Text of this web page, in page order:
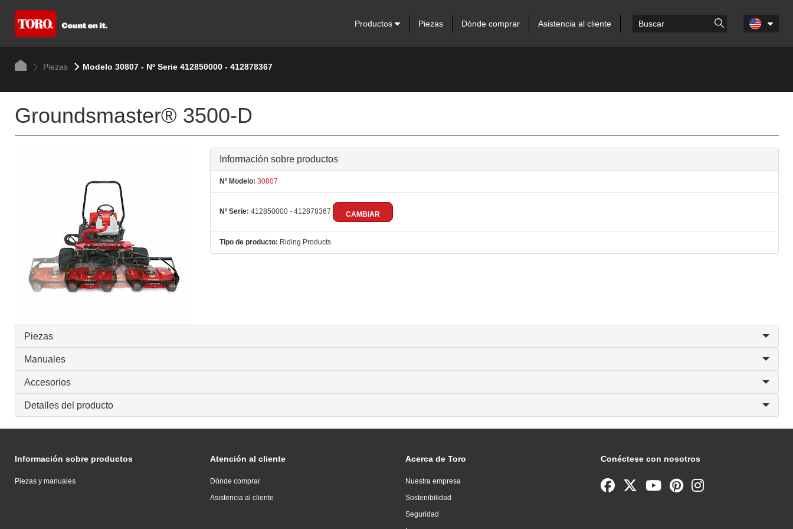
Productos Piezas Dónde comprar Asistencia al cliente
Piezas Modelo 30807 - Nº Serie 412850000 - 412878367
Groundsmaster® 3500-D
Información sobre productos
Nº Modelo: 30807
Nº Serie: 412850000 - 412878367 CAMBIAR
Tipo de producto: Riding Products
Piezas
Manuales
Accesorios
Detalles del producto
Información sobre productos
Piezas y manuales
Atención al cliente
Dónde comprar
Asistencia al cliente
Acerca de Toro
Nuestra empresa
Sostenibilidad
Seguridad
Conéctese con nosotros